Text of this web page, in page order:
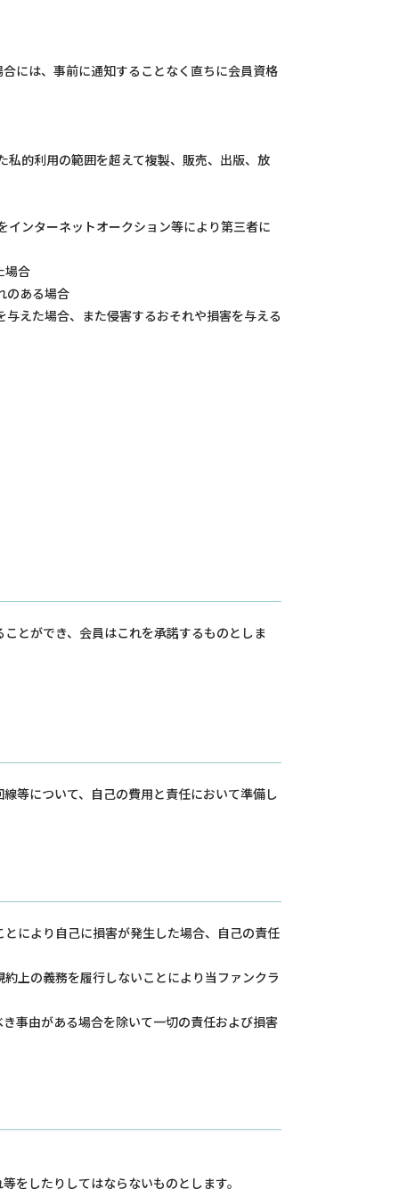
には、事前に通知することなく直ちに会員資格
的利用の範囲を超えて複製、販売、出版、放
ンターネットオークション等により第三者に
場合
のある場合
えた場合、また侵害するおそれや損害を与える
とができ、会員はこれを承諾するものとしま
等について、自己の費用と責任において準備し
により自己に損害が発生した場合、自己の責任
上の義務を履行しないことにより当ファンクラ
事由がある場合を除いて一切の責任および損害
をしたりしてはならないものとします。